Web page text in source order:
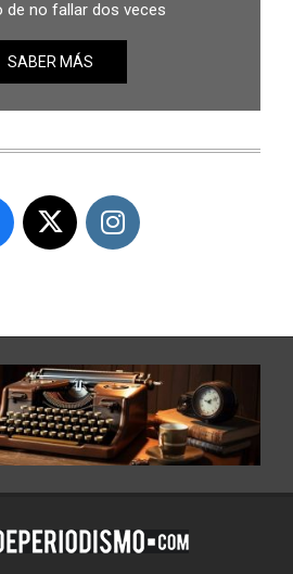
de no fallar dos veces
SABER MÁS